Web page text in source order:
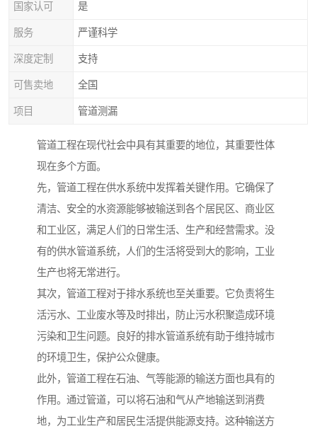
国家认可 是
服务 严谨科学
深度定制 支持
可售卖地 全国
项目 管道测漏
管道工程在现代社会中具有其重要的地位，其重要性体
现在多个方面。
先，管道工程在供水系统中发挥着关键作用。它确保了
清洁、安全的水资源能够被输送到各个居民区、商业区
和工业区，满足人们的日常生活、生产和经营需求。没
有的供水管道系统，人们的生活将受到大的影响，工业
生产也将无常进行。
其次，管道工程对于排水系统也至关重要。它负责将生
活污水、工业废水等及时排出，防止污水积聚造成环境
污染和卫生问题。良好的排水管道系统有助于维持城市
的环境卫生，保护公众健康。
此外，管道工程在石油、气等能源的输送方面也具有的
作用。通过管道，可以将石油和气从产地输送到消费
地，为工业生产和居民生活提供能源支持。这种输送方